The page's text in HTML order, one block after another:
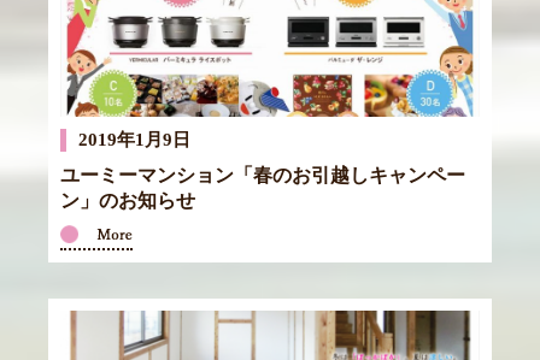
2019年1月9日
ユーミーマンション「春のお引越しキャンペー
ン」のお知らせ